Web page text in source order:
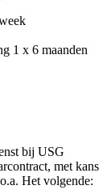
1 x 6 maanden
bij USG
met kans
Het volgende: